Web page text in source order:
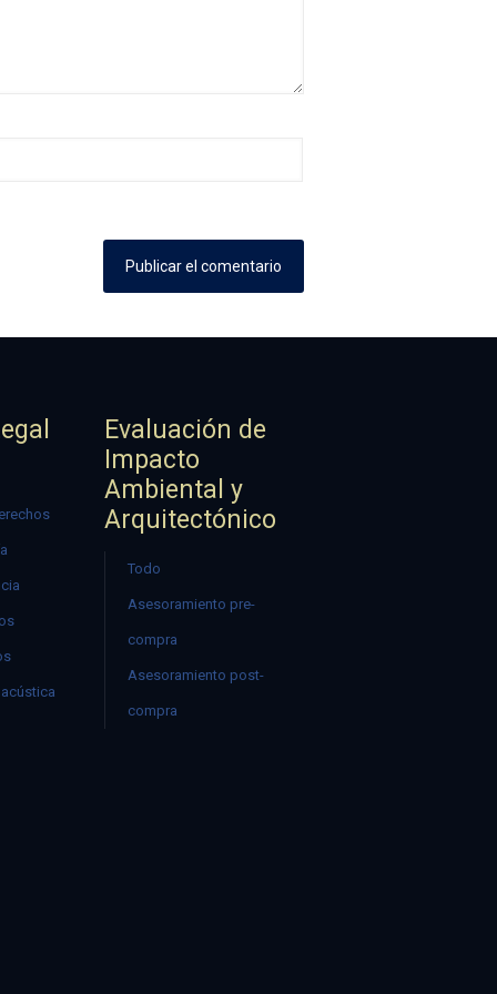
Evaluación de
Impacto
Ambiental y
Arquitectónico
Todo
Asesoramiento pre-
compra
Asesoramiento post-
compra